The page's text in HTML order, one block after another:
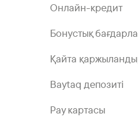
Онлайн-кредит
Бонустық
Қайта
Baytaq депозиті
Pay картасы